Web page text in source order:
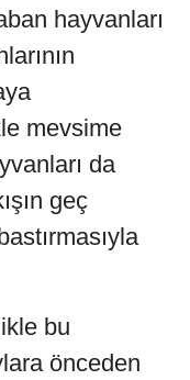
hayvanları
mevsime
da
geç
bu
önceden